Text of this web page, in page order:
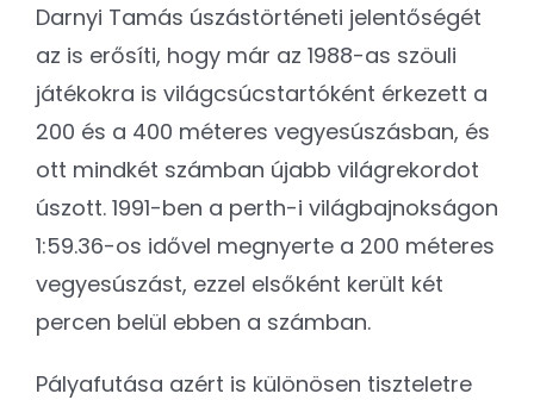
Darnyi Tamás úszástörténeti jelentőségét
az is erősíti, hogy már az 1988-as szöuli
játékokra is világcsúcstartóként érkezett a
200 és a 400 méteres vegyesúszásban, és
ott mindkét számban újabb világrekordot
úszott. 1991-ben a perth-i világbajnokságon
1:59.36-os idővel megnyerte a 200 méteres
vegyesúszást, ezzel elsőként került két
percen belül ebben a számban.
Pályafutása azért is különösen tiszteletre